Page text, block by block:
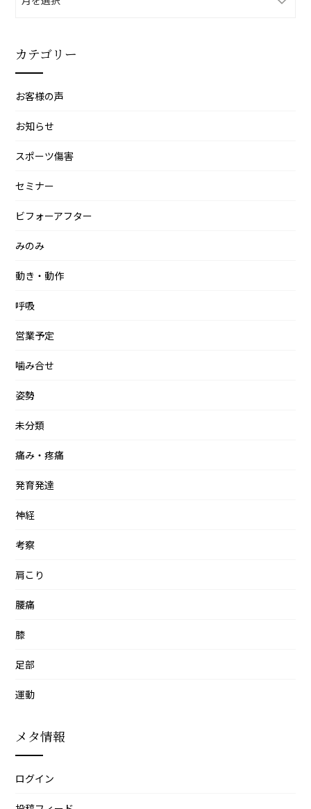
ー
ブ
カテゴリー
お客様の声
お知らせ
スポーツ傷害
セミナー
ビフォーアフター
みのみ
動き・動作
呼吸
営業予定
噛み合せ
姿勢
未分類
痛み・疼痛
発育発達
神経
考察
肩こり
腰痛
膝
足部
運動
メタ情報
ログイン